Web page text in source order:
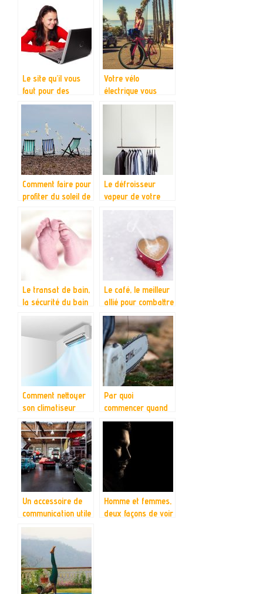
d’un meuble ?
Le site qu’il vous
faut pour des
promos pour vos
vos enfants
Votre vélo
électrique vous
attend ici
Comment faire pour
profiter du soleil de
Le défroisseur
vapeur de votre
Le transat de bain,
la sécurité du bain
Le café, le meilleur
allié pour combattre
le froid en hiver
Comment nettoyer
son climatiseur
pour éviter
d’attraper des
maladies?
Par quoi
commencer quand
on veut tailler ses
branches de jardin
Un accessoire de
communication utile
avec les différents
clients du garage
Homme et femmes,
deux façons de voir